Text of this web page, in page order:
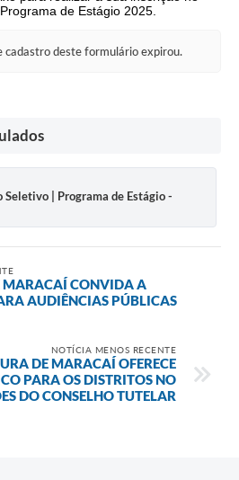
de Estágio 2025.
cadastro deste formulário expirou.
Seletivo | Programa de Estágio -
MARACAÍ CONVIDA A
AUDIÊNCIAS PÚBLICAS
NOTÍCIA MENOS RECENTE
DE MARACAÍ OFERECE
PARA OS DISTRITOS NO
DO CONSELHO TUTELAR